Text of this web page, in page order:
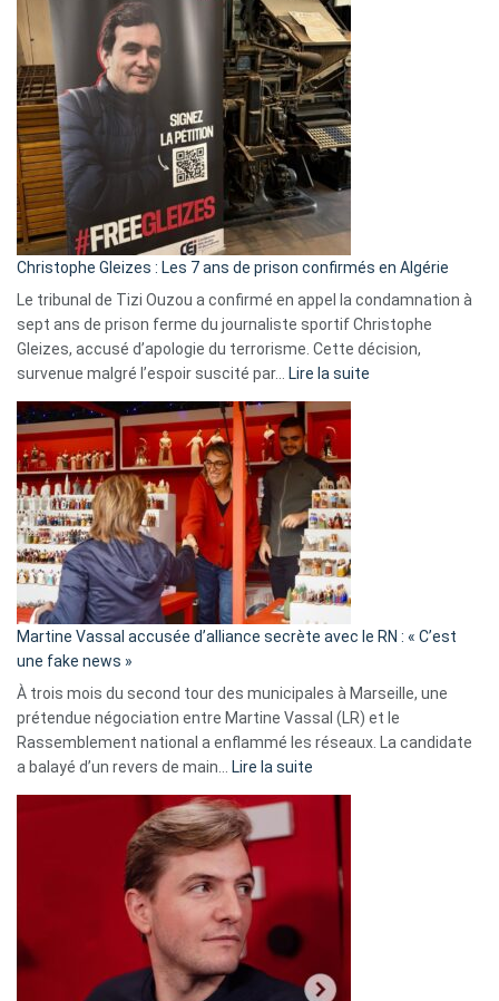
Pays-
Bas,
Espagne,
Irlande
et
Slovénie
rejettent
la
présence
d’Israël
Christophe Gleizes : Les 7 ans de prison confirmés en Algérie
Le tribunal de Tizi Ouzou a confirmé en appel la condamnation à
sept ans de prison ferme du journaliste sportif Christophe
Gleizes, accusé d’apologie du terrorisme. Cette décision,
survenue malgré l’espoir suscité par… Lire la suite
Algérie
Martine Vassal accusée d’alliance secrète avec le RN : « C’est
une fake news »
À trois mois du second tour des municipales à Marseille, une
prétendue négociation entre Martine Vassal (LR) et le
Rassemblement national a enflammé les réseaux. La candidate
a balayé d’un revers de main… Lire la suite
Martine
Vassal
d’alliance
secrète